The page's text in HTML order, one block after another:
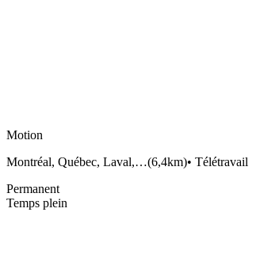
Motion
Montréal, Québec, Laval,…(6,4km)• Télétravail
Permanent
Temps plein